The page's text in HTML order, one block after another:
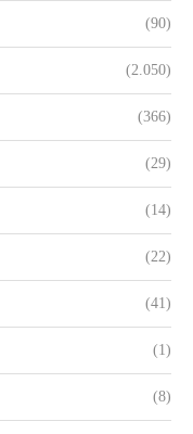
(90)
(2.050)
(366)
(29)
(14)
(22)
(41)
(1)
(8)